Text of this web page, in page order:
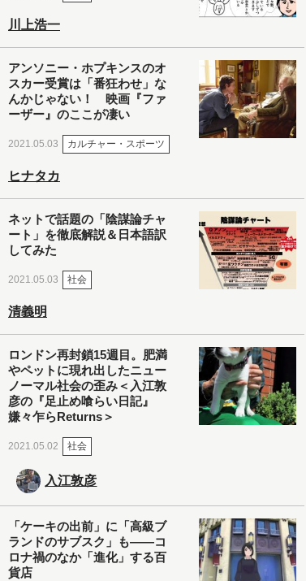
川上浩一
アンソニー・ホプキンスのオ
スカー受賞は「番狂わせ」な
んかじゃない！ 映画『ファ
ーザー』のここが凄い
2021.05.03 カルチャー・スポーツ
ヒナタカ
ネットで話題の「陰謀論チャ
ート」を徹底解説＆日本語訳
してみた
2021.05.03 社会
清義明
ロンドン再封鎖15週目。肥満
やペットに現れ出したニュー
ノーマル社会の歪み＜入江敦
彦の『足止め喰らい日記』
嫌々乍らReturns＞
2021.05.02 社会
入江敦彦
「ケーキの出前」に「高級ブ
ランドのサブスク」も――コ
ロナ禍のなか「進化」する百
貨店